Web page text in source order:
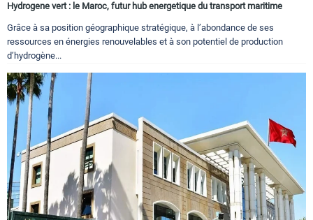
Hydrogene vert : le Maroc, futur hub energetique du transport maritime
Grâce à sa position géographique stratégique, à l’abondance de ses
ressources en énergies renouvelables et à son potentiel de production
d’hydrogène...